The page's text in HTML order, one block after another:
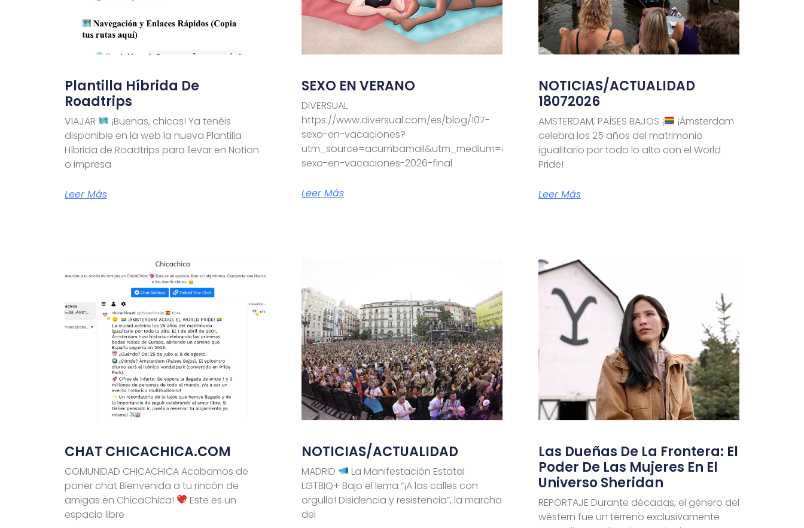
Plantilla Híbrida De
Roadtrips
VIAJAR
¡Buenas, chicas! Ya tenéis
disponible en la web la nueva Plantilla
Híbrida de Roadtrips para llevar en Notion
o impresa
Leer Más
SEXO EN VERANO
DIVERSUAL
https://www.diversual.com/es/blog/107-
sexo-en-vacaciones?
sexo-en-vacaciones-2026-final
Leer Más
NOTICIAS/ACTUALIDAD
18072026
AMSTERDAM, PAÍSES BAJOS ¡
¡Ámsterdam
celebra los 25 años del matrimonio
igualitario por todo lo alto con el World
Pride!
Leer Más
CHAT CHICACHICA.COM
COMUNIDAD CHICACHICA Acabamos de
poner chat Bienvenida a tu rincón de
amigas en ChicaChica!
Este es un
espacio libre
NOTICIAS/ACTUALIDAD
MADRID
La Manifestación Estatal
LGTBIQ+ Bajo el lema “¡A las calles con
orgullo! Disidencia y resistencia”, la marcha
del
Las Dueñas De La Frontera: El
Poder De Las Mujeres En El
Universo Sheridan
REPORTAJE Durante décadas, el género del
wéstern fue un terreno exclusivamente